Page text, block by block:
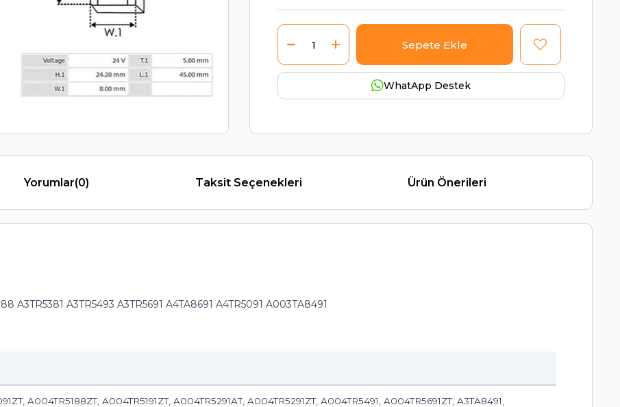
WhatApp Destek
Yorumlar(0) Taksit Seçenekleri Ürün Önerileri
A3TR5381 A3TR5493 A3TR5691 A4TA8691 A4TR5091 A003TA8491
A004TR5188ZT, A004TR5191ZT, A004TR5291AT, A004TR5291ZT, A004TR5491, A004TR5691ZT, A3TA8491,